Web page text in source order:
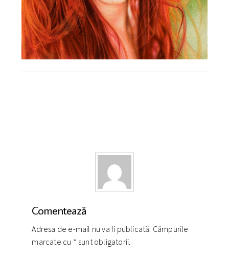
Comentează
Adresa de e-mail nu va fi publicată. Câmpurile
marcate cu * sunt obligatorii.